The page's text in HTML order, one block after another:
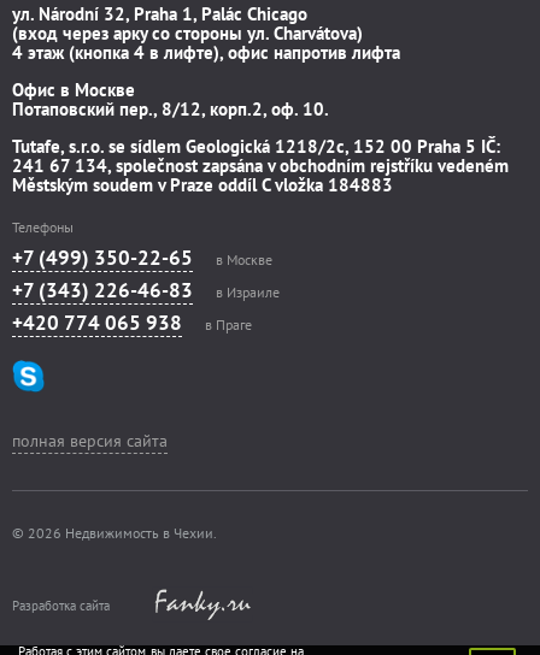
ул. Národní 32, Praha 1, Palác Chicago
(вход через арку со стороны ул. Charvátova)
4 этаж (кнопка 4 в лифте), офис напротив лифта
Офис в Москве
Потаповский пер., 8/12, корп.2, оф. 10.
Tutafe, s.r.o. se sídlem Geologická 1218/2c, 152 00 Praha 5 IČ:
241 67 134, společnost zapsána v obchodním rejstříku vedeném
Městským soudem v Praze oddíl C vložka 184883
Телефоны
+7 (499) 350-22-65 в Москве
+7 (343) 226-46-83 в Израиле
+420 774 065 938 в Праге
полная версия сайта
© 2026 Недвижимость в Чехии.
Разработка сайта
Работая с этим сайтом, вы даете свое согласие на